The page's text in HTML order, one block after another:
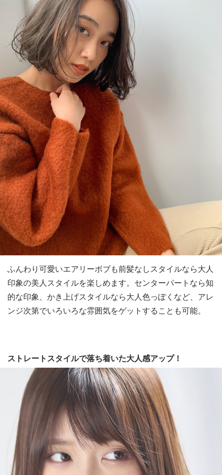
ふんわり可愛いエアリーボブも前髪なしスタイルなら大人
印象の美人スタイルを楽しめます。センターパートなら知
的な印象、かき上げスタイルなら大人色っぽくなど、アレ
ンジ次第でいろいろな雰囲気をゲットすることも可能。
ストレートスタイルで落ち着いた大人感アップ！